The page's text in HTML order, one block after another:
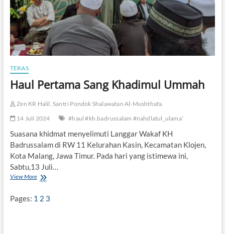
TERAS
Haul Pertama Sang Khadimul Ummah
Zen KR Halil, Santri Pondok Shalawatan Al-Mushthafa.
14 Juli 2024
#haul #kh.badrussalam #nahdlatul_ulama'
Suasana khidmat menyelimuti Langgar Wakaf KH
Badrussalam di RW 11 Kelurahan Kasin, Kecamatan Klojen,
Kota Malang, Jawa Timur. Pada hari yang istimewa ini,
Sabtu,13 Juli…
View MoreH
l
Pages: 1 2 3